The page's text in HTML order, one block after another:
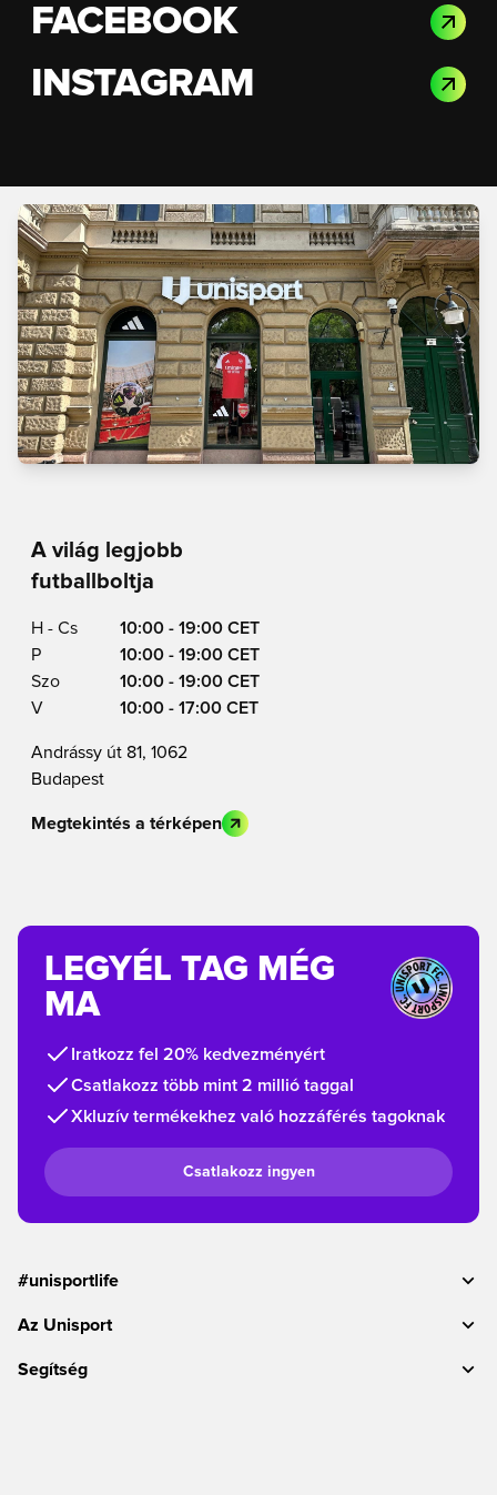
FACEBOOK
INSTAGRAM
A világ legjobb
futballboltja
H - Cs
10:00 - 19:00 CET
P
10:00 - 19:00 CET
Szo
10:00 - 19:00 CET
V
10:00 - 17:00 CET
Andrássy út 81, 1062
Budapest
Megtekintés a térképen
LEGYÉL TAG MÉG
MA
Iratkozz fel 20% kedvezményért
Csatlakozz több mint 2 millió taggal
Xkluzív termékekhez való hozzáférés tagoknak
Csatlakozz ingyen
#unisportlife
Az Unisport
Segítség